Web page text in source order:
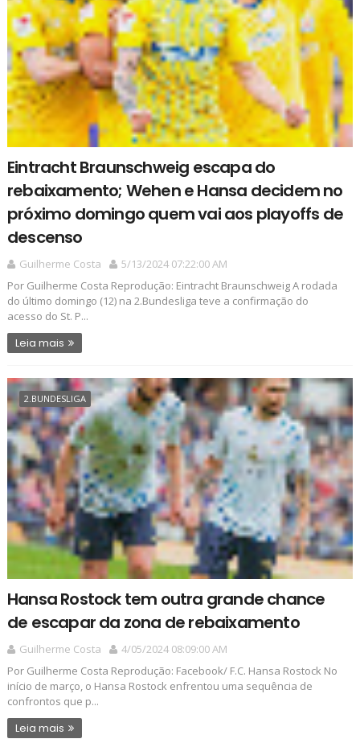
Eintracht Braunschweig escapa do
rebaixamento; Wehen e Hansa decidem no
próximo domingo quem vai aos playoffs de
descenso
Guilherme Costa
5/13/2024 07:22:00 AM
Por Guilherme Costa Reprodução: Eintracht Braunschweig A rodada
do último domingo (12) na 2.Bundesliga teve a confirmação do
acesso do St. P...
Leia mais
2.BUNDESLIGA
Hansa Rostock tem outra grande chance
de escapar da zona de rebaixamento
Guilherme Costa
4/05/2024 08:09:00 AM
Por Guilherme Costa Reprodução: Facebook/ F.C. Hansa Rostock No
início de março, o Hansa Rostock enfrentou uma sequência de
confrontos que p...
Leia mais